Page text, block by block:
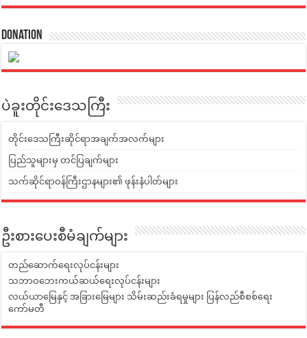
Donation
ပဲခူးတိုင်းဒေသကြီး
တိုင်းဒေသကြီးဆိုင်ရာအချက်အလက်များ
ပြည်သူများမှ တင်ပြချက်များ
သက်ဆိုင်ရာဝန်ကြီးဌာနများ၏ ဖုန်းနံပါတ်များ
ဦးစားပေးစီမံချက်များ
တည်ဆောက်ရေးလုပ်ငန်းများ
သဘာဝဘေးကယ်ဆယ်ရေးလုပ်ငန်းများ
လယ်ယာမြေနှင့် အခြားမြေများ သိမ်းဆည်းခံရမှုများ ပြန်လည်စီစစ်ရေး
ကော်မတီ